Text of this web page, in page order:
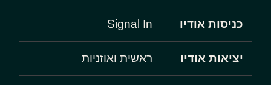
כניסות אודיו Signal In
יציאות אודיו ראשית ואוזניות